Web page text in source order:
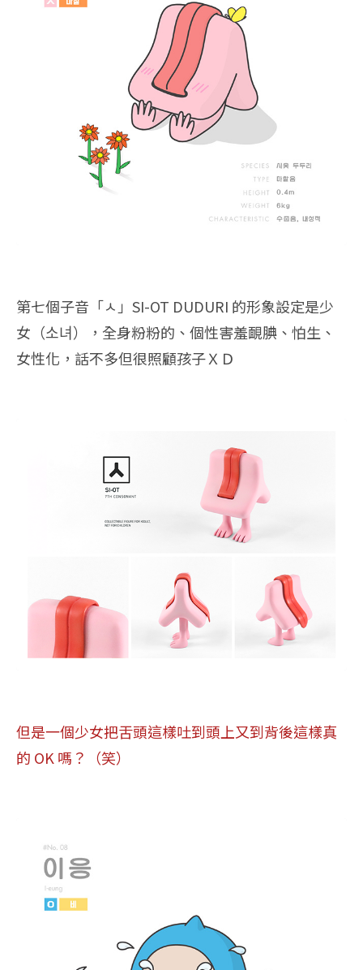
第七個子音「ㅅ」SI-OT DUDURI 的形象設定是少
女（소녀），全身粉粉的、個性害羞靦腆、怕生、
女性化，話不多但很照顧孩子ＸＤ
但是一個少女把舌頭這樣吐到頭上又到背後這樣真
的 OK 嗎？（笑）